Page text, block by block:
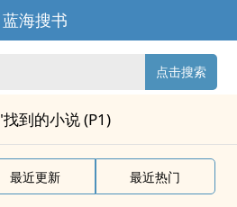
蓝海搜书
点击搜索
找到的小说 (P1)
最近更新 最近热门